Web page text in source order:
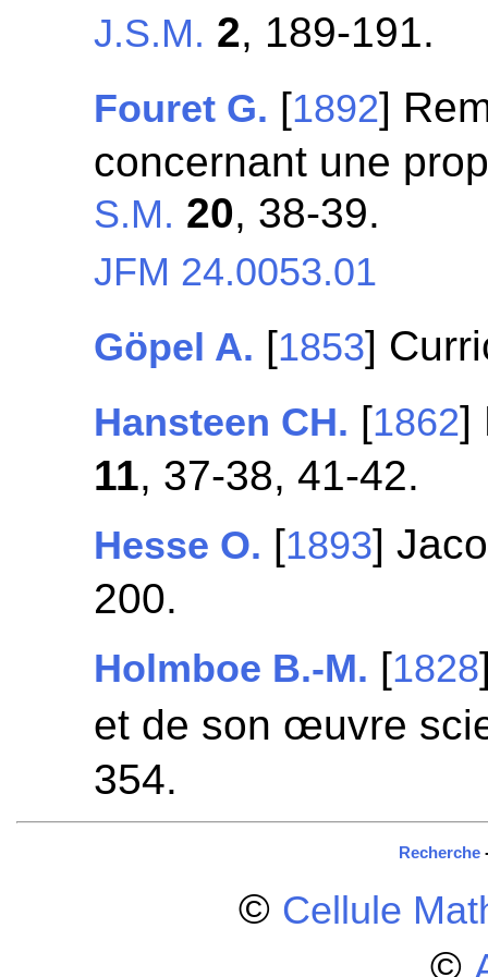
J.S.M. 2, 189-191.
Fouret G. [1892]
concernant une
S.M. 20, 38-39.
JFM 24.0053.01
Göpel A. [1853]
Hansteen CH. [1862]
11, 37-38, 41-42.
Hesse O. [1893]
200.
Holmboe B.-M. [1828
et de son œuvre
354.
Recherche
© Cellule
©